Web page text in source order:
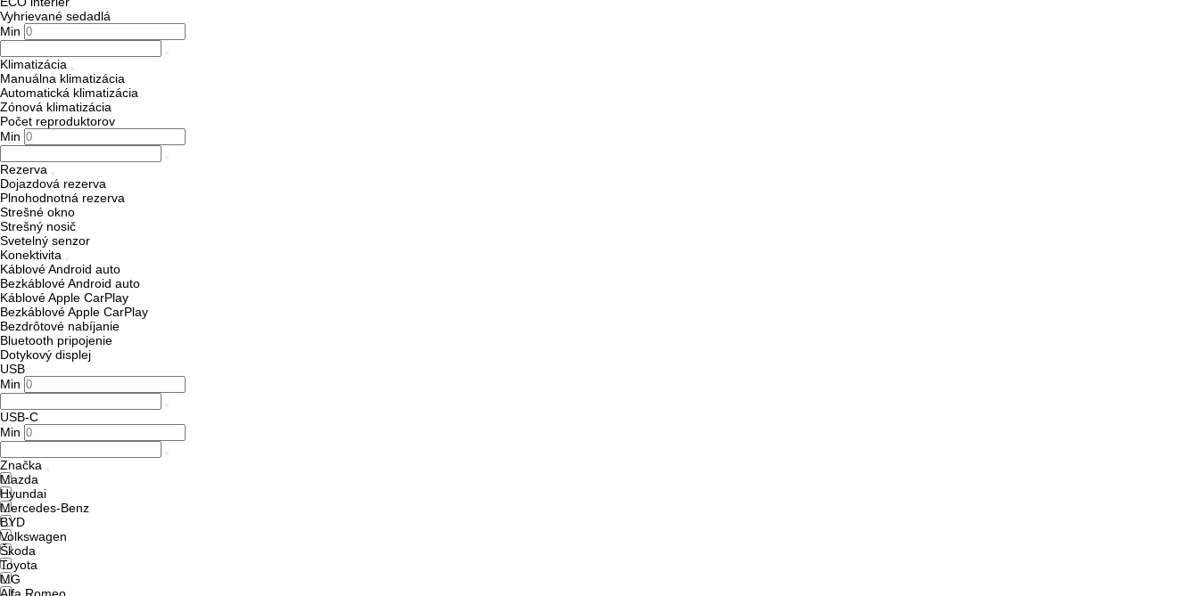
Vyhrievané sedadlá
Min
Klimatizácia
Manuálna klimatizácia
Automatická klimatizácia
Zónová klimatizácia
Počet reproduktorov
Min
Rezerva
Dojazdová rezerva
Plnohodnotná rezerva
Strešné okno
Strešný nosič
Svetelný senzor
Konektivita
Káblové Android auto
Bezkáblové Android auto
Káblové Apple CarPlay
Bezkáblové Apple CarPlay
Bezdrôtové nabíjanie
Bluetooth pripojenie
Dotykový displej
USB
Min
USB-C
Min
Značka
Mazda
Hyundai
Mercedes-Benz
BYD
Volkswagen
Škoda
Toyota
MG
Alfa Romeo